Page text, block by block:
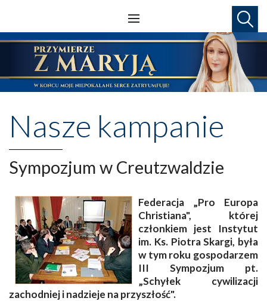
Nasze kampanie
Sympozjum w Creutzwaldzie
Federacja „Pro Europa
Christiana", której
członkiem jest Instytut
im. Ks. Piotra Skargi, była
w tym roku gospodarzem
III Sympozjum pt.
„Schyłek cywilizacji
zachodniej i nadzieje na przyszłość".